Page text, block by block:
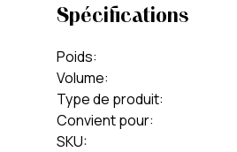
Spécifications
Poids:
Volume:
Type de produit:
Convient pour:
SKU: